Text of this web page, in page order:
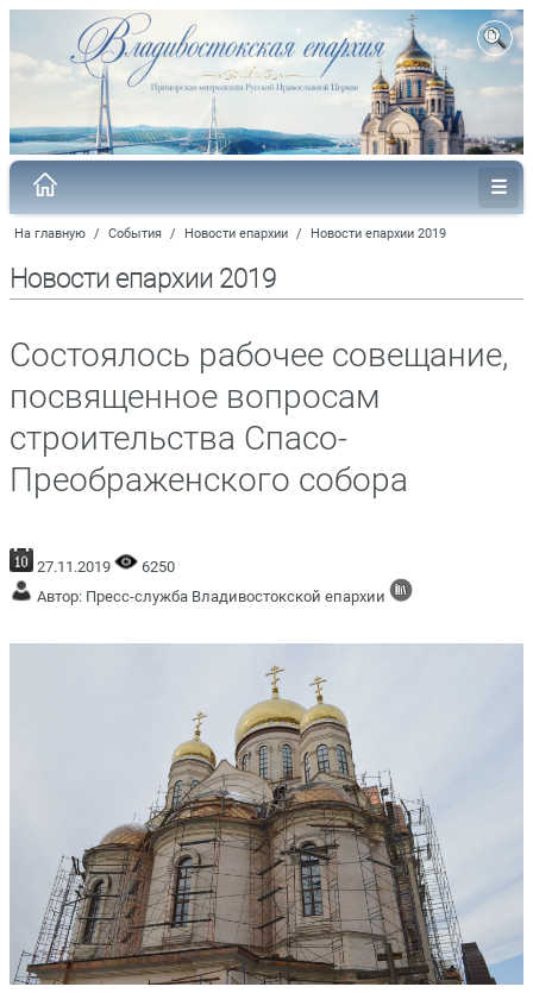
На главную / События / Новости епархии / Новости епархии 2019
Новости епархии 2019
Состоялось рабочее совещание,
посвященное вопросам
строительства Спасо-
Преображенского собора
27.11.2019
6250
Автор: Пресс-служба Владивостокской епархии